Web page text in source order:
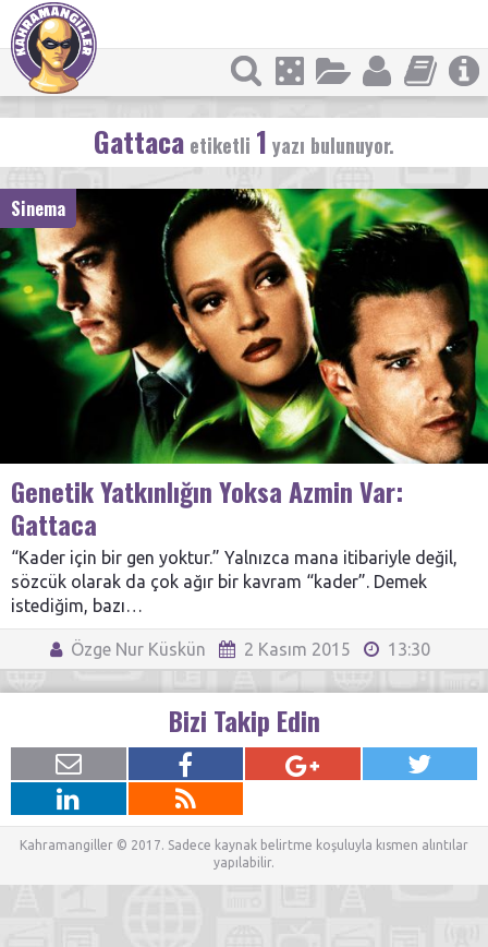
Gattaca etiketli 1 yazı bulunuyor.
Sinema
Genetik Yatkınlığın Yoksa Azmin Var:
Gattaca
“Kader için bir gen yoktur.” Yalnızca mana itibariyle değil,
sözcük olarak da çok ağır bir kavram “kader”. Demek
istediğim, bazı…
Özge Nur Küskün 2 Kasım 2015 13:30
Bizi Takip Edin
Kahramangiller © 2017. Sadece kaynak belirtme koşuluyla kısmen alıntılar
yapılabilir.